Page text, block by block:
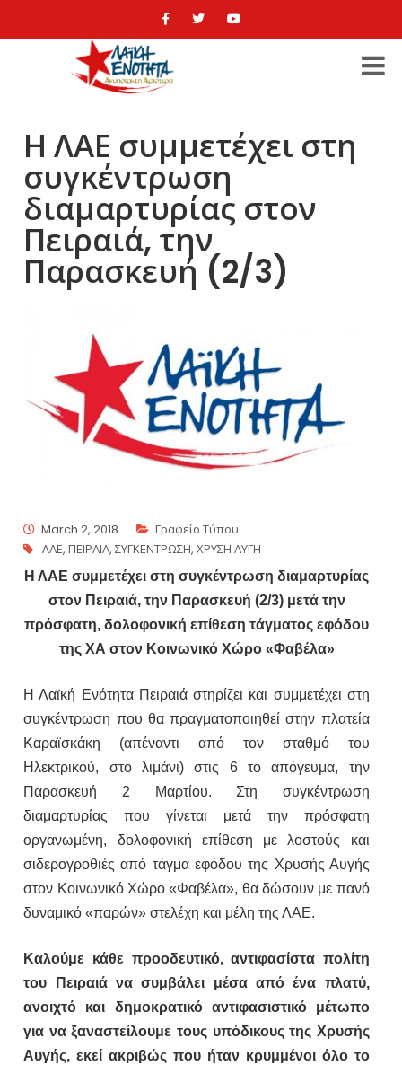
Η ΛΑΕ συμμετέχει στη
συγκέντρωση
διαμαρτυρίας στον
Πειραιά, την
Παρασκευή (2/3)
March 2, 2018
Γραφείο Τύπου
ΛΑΕ,ΠΕΙΡΑΙΑ,ΣΥΓΚΕΝΤΡΩΣΗ,ΧΡΥΣΗ ΑΥΓΗ
Η ΛΑΕ συμμετέχει στη συγκέντρωση διαμαρτυρίας
στον Πειραιά, την Παρασκευή (2/3) μετά την
πρόσφατη, δολοφονική επίθεση τάγματος εφόδου
της ΧΑ στον Κοινωνικό Χώρο «Φαβέλα»
Η Λαϊκή Ενότητα Πειραιά στηρίζει και συμμετέχει στη
συγκέντρωση που θα πραγματοποιηθεί στην πλατεία
Καραϊσκάκη (απέναντι από τον σταθμό του
Ηλεκτρικού, στο λιμάνι) στις 6 το απόγευμα, την
Παρασκευή 2 Μαρτίου. Στη συγκέντρωση
διαμαρτυρίας που γίνεται μετά την πρόσφατη
οργανωμένη, δολοφονική επίθεση με λοστούς και
σιδερογροθιές από τάγμα εφόδου της Χρυσής Αυγής
στον Κοινωνικό Χώρο «Φαβέλα», θα δώσουν με πανό
δυναμικό «παρών» στελέχη και μέλη της ΛΑΕ.
Καλούμε κάθε προοδευτικό, αντιφασίστα πολίτη
του Πειραιά να συμβάλει μέσα από ένα πλατύ,
ανοιχτό και δημοκρατικό αντιφασιστικό μέτωπο
για να ξαναστείλουμε τους υπόδικους της Χρυσής
Αυγής, εκεί ακριβώς που ήταν κρυμμένοι όλο το